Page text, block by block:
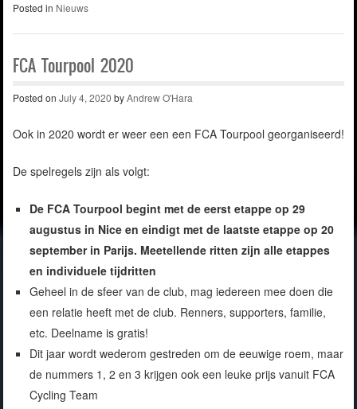
Posted in Nieuws
FCA Tourpool 2020
Posted on July 4, 2020 byAndrew O'Hara
Ook in 2020 wordt er weer een een FCA Tourpool georganiseerd!
De spelregels zijn als volgt:
De FCA Tourpool begint met de eerst etappe op 29
augustus in Nice en eindigt met de laatste etappe op 20
september in Parijs. Meetellende ritten zijn alle etappes
en individuele tijdritten
Geheel in de sfeer van de club, mag iedereen mee doen die
een relatie heeft met de club. Renners, supporters, familie,
etc. Deelname is gratis!
Dit jaar wordt wederom gestreden om de eeuwige roem, maar
de nummers 1, 2 en 3 krijgen ook een leuke prijs vanuit FCA
Cycling Team